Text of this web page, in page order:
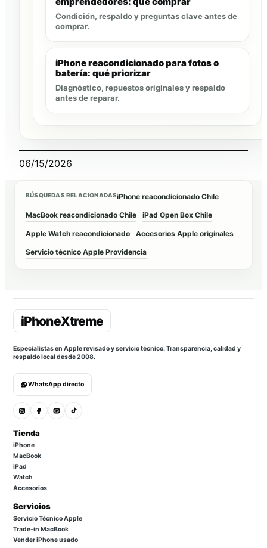
Condición, respaldo y preguntas clave antes de
comprar.
iPhone reacondicionado para fotos o
batería: qué priorizar
Diagnóstico, repuestos originales y respaldo
antes de reparar.
06/15/2026
BÚSQUEDAS RELACIONADASiPhone reacondicionado Chile
MacBook reacondicionado Chile iPad Open Box Chile
Apple Watch reacondicionado Accesorios Apple originales
Servicio técnico Apple Providencia
Especialistas en Apple revisado y servicio técnico. Transparencia, calidad y
respaldo local desde 2008.
WhatsApp directo
Tienda
iPhone
MacBook
iPad
Watch
Accesorios
Servicios
Servicio Técnico Apple
Trade-in MacBook
Vender iPhone usado